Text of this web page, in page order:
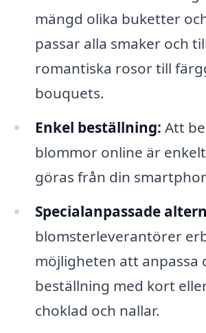
mängd olika buketter
passar alla smaker och
romantiska rosor till
bouquets.
Enkel beställning: Att
blommor online är
göras från din
Specialanpassade
blomsterleverantörer
möjligheten att anpassa
beställning med kort
choklad och nallar.